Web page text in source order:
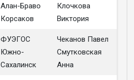
Алан-Браво
Корсаков
Клочкова
Виктория
ФУЭГОС
Южно-
Сахалинск
Чеканов Павел
Смутковская
Анна